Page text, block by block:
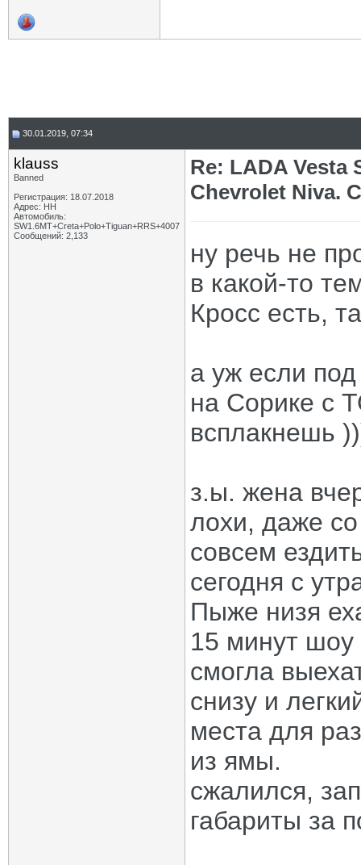
30.01.2019, 07:34
klauss
Banned
Регистрация: 18.07.2018
Адрес: НН
Автомобиль:
SW1.6МТ+Creta+Polo+Tiguan+RRS+4007
Сообщений: 2,133
Re: LADA Vesta
Chevrolet Niva.
ну речь не
в какой-то
Кросс есть,
а уж если
на Сорике с
всплакнешь
з.ы. жена
лохи, даже
совсем
сегодня с
Пыже низя
15 минут шоу
смогла
снизу и
места для
из ямы.
сжалился,
габариты за